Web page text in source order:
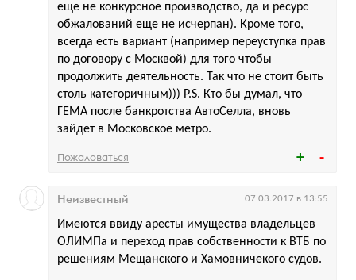
еще не конкурсное производство, да и ресурс
обжалований еще не исчерпан). Кроме того,
всегда есть вариант (например переуступка прав
по договору с Москвой) для того чтобы
продолжить деятельность. Так что не стоит быть
столь категоричным))) P.S. Кто бы думал, что
ГЕМА после банкротства АвтоСелла, вновь
зайдет в Московское метро.
Пожаловаться
Имеются ввиду аресты имущества владельцев
ОЛИМПа и переход прав собственности к ВТБ по
решениям Мещанского и Хамовничекого судов.
Неизвестный 07.03.2017 в 13:55